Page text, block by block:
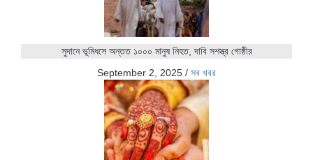
সুদানে ভূমিধসে অন্তত ১০০০ মানুষ নিহত, দাবি সশস্ত্র গোষ্ঠীর
September 2, 2025 / সব খবর